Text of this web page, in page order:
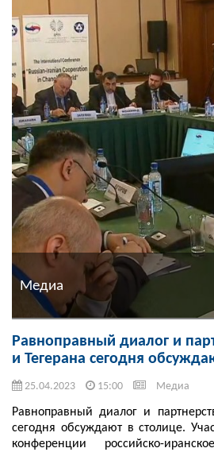
Медиа
Равноправный диалог и
и Тегерана сегодня
25.04.2023 15:00 Медиа
Равноправный диалог и
сегодня обсуждают в столице.
конференции российско-